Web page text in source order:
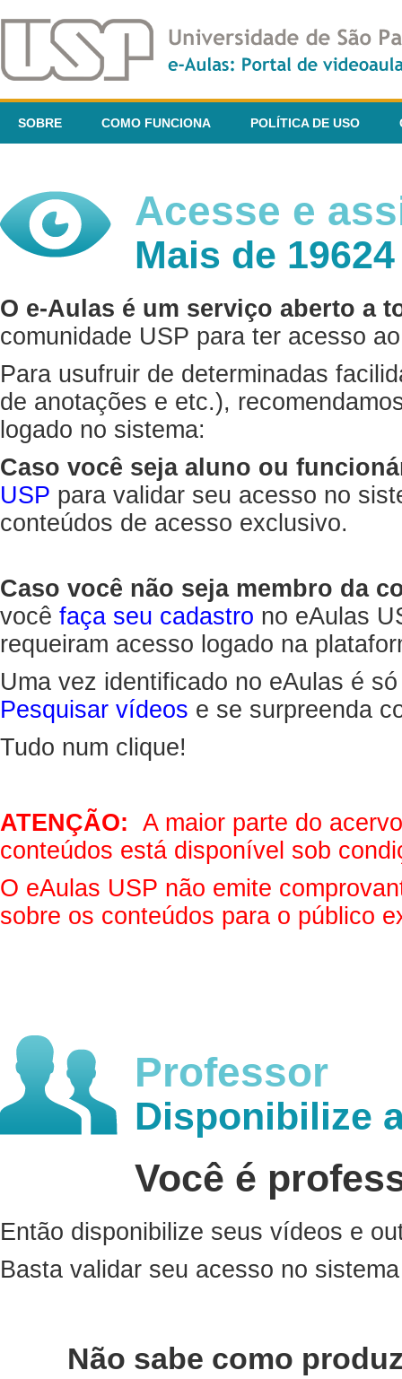
SOBRE COMO FUNCIONA POLÍTICA DE USO
Acesse e
Mais de
O e-Aulas é um serviço aberto a
comunidade USP para ter acesso
Para usufruir de determinadas
de anotações e etc.),
logado no sistema:
Caso você seja aluno ou
USP para validar seu acesso no
conteúdos de acesso exclusivo.
Caso você não seja membro da
você faça seu cadastro no eAulas
requeiram acesso logado na
Uma vez identificado no eAulas é
Pesquisar vídeos e se surpreenda
Tudo num clique!
ATENÇÃO: A maior parte do
conteúdos está disponível sob
O eAulas USP não emite
sobre os conteúdos para o público
Professor
Disponibilize
Você é
Então disponibilize seus vídeos e
Basta validar seu acesso no
Não sabe como